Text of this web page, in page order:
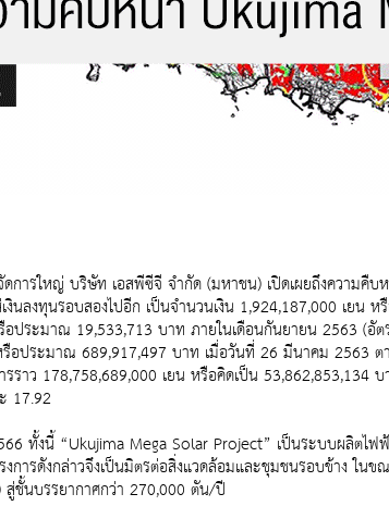
ารใหญ่ บริษัท เอสพีซีจี จำกัด (มหาชน) เปิดเผยถึงความคื
นลงทุนรอบสองไปอีก เป็นจำนวนเงิน 1,924,187,000 เย
อประมาณ 19,533,713 บาท ภายในเดือนกันยายน 2563
รือประมาณ 689,917,497 บาท เมื่อวันที่ 26 มีนาคม 2563
ราว 178,758,689,000 เยน หรือคิดเป็น
17.92
ทั้งนี้ “Ukujima Mega Solar Project” เป็นระบบผลิต
ารดังกล่าวจึงเป็นมิตรต่อสิ่งแวดล้อมและชุมชนรอบข้าง ใน
สู่ชั้นบรรยากาศกว่า 270,000 ตัน/ปี